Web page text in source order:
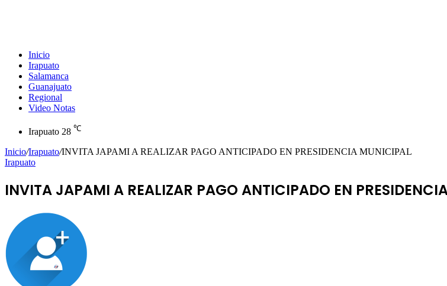
Inicio
Irapuato
Salamanca
Guanajuato
Regional
Video Notas
Irapuato 28 ℃
Inicio/Irapuato/INVITA JAPAMI A REALIZAR PAGO ANTICIPADO EN PRESIDENCIA MUNICIPAL
Irapuato
INVITA JAPAMI A REALIZAR PAGO ANTICIPADO EN